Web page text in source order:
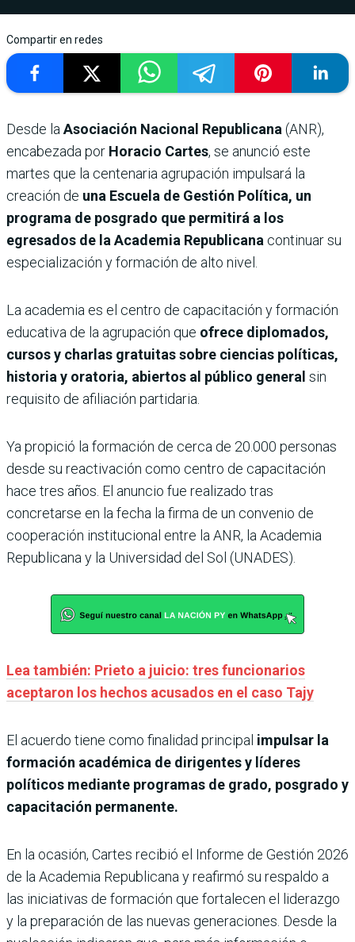
Compartir en redes
Desde la Asociación Nacional Republicana (ANR),
encabezada por Horacio Cartes, se anunció este
martes que la centenaria agrupación impulsará la
creación de una Escuela de Gestión Política, un
programa de posgrado que permitirá a los
egresados de la Academia Republicana continuar su
especialización y formación de alto nivel.
La academia es el centro de capacitación y formación
educativa de la agrupación que ofrece diplomados,
cursos y charlas gratuitas sobre ciencias políticas,
historia y oratoria, abiertos al público general sin
requisito de afiliación partidaria.
Ya propició la formación de cerca de 20.000 personas
desde su reactivación como centro de capacitación
hace tres años. El anuncio fue realizado tras
concretarse en la fecha la firma de un convenio de
cooperación institucional entre la ANR, la Academia
Republicana y la Universidad del Sol (UNADES).
Lea también: Prieto a juicio: tres funcionarios
aceptaron los hechos acusados en el caso Tajy
El acuerdo tiene como finalidad principal impulsar la
formación académica de dirigentes y líderes
políticos mediante programas de grado, posgrado y
capacitación permanente.
En la ocasión, Cartes recibió el Informe de Gestión 2026
de la Academia Republicana y reafirmó su respaldo a
las iniciativas de formación que fortalecen el liderazgo
y la preparación de las nuevas generaciones. Desde la